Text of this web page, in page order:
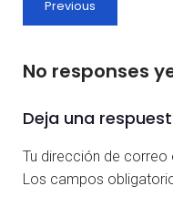
Previous
No responses
Deja una
Tu dirección de
Los campos